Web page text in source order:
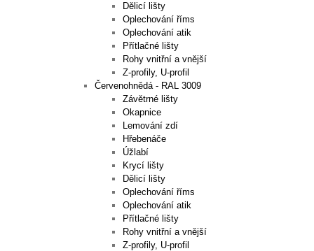
Dělicí lišty
Oplechování říms
Oplechování atik
Přítlačné lišty
Rohy vnitřní a vnější
Z-profily, U-profil
Červenohnědá - RAL 3009
Závětrné lišty
Okapnice
Lemování zdí
Hřebenáče
Úžlabí
Krycí lišty
Dělicí lišty
Oplechování říms
Oplechování atik
Přítlačné lišty
Rohy vnitřní a vnější
Z-profily, U-profil